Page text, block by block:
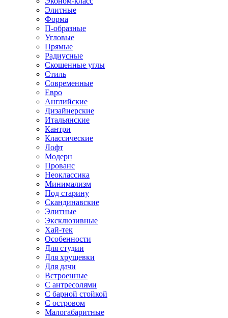
Элитные
Форма
П-образные
Угловые
Прямые
Радиусные
Скошенные углы
Стиль
Современные
Евро
Английские
Дизайнерские
Итальянские
Кантри
Классические
Лофт
Модерн
Прованс
Неоклассика
Минимализм
Под старину
Скандинавские
Элитные
Эксклюзивные
Хай-тек
Особенности
Для студии
Для хрущевки
Для дачи
Встроенные
С антресолями
С барной стойкой
С островом
Малогабаритные